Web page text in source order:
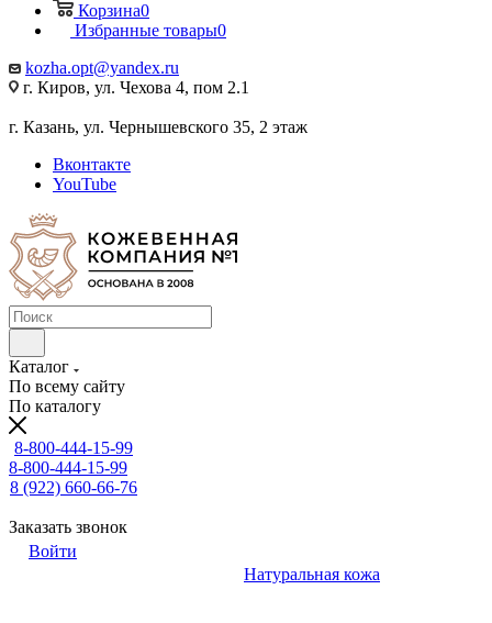
Корзина0
Избранные товары0
kozha.opt@yandex.ru
г. Киров, ул. Чехова 4, пом 2.1
г. Казань, ул. Чернышевского 35, 2 этаж
Вконтакте
YouTube
Каталог
По всему сайту
По каталогу
8-800-444-15-99
8-800-444-15-99
8 (922) 660-66-76
Заказать звонок
Войти
Натуральная кожа